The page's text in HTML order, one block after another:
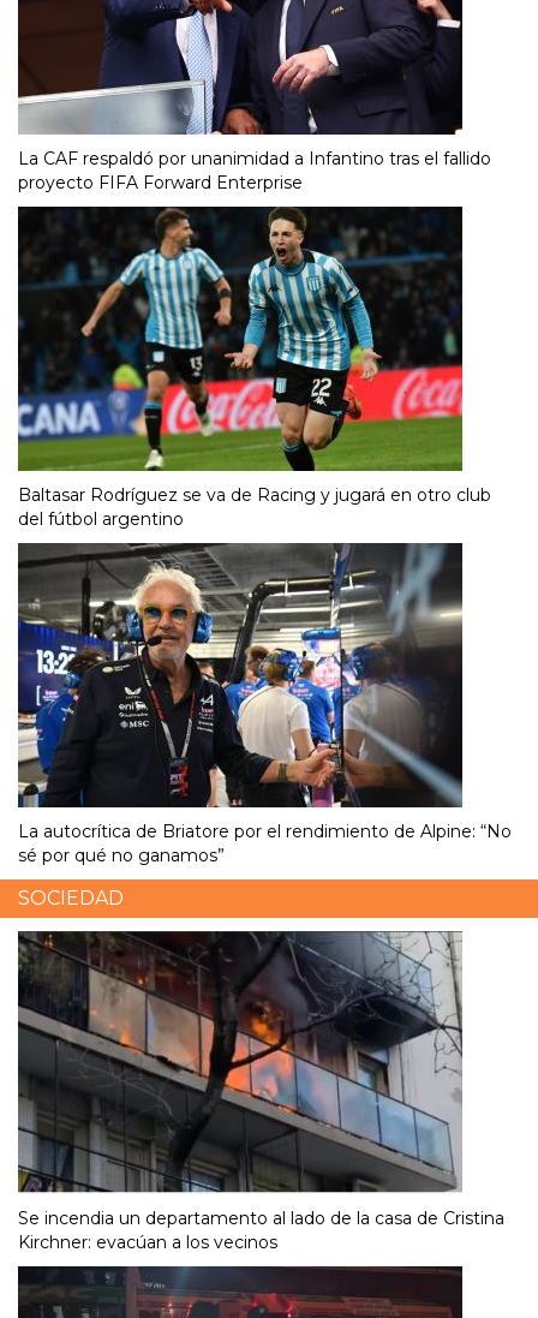
La CAF respaldó por unanimidad a Infantino tras el fallido
proyecto FIFA Forward Enterprise
Baltasar Rodríguez se va de Racing y jugará en otro club
del fútbol argentino
La autocrítica de Briatore por el rendimiento de Alpine: “No
sé por qué no ganamos”
SOCIEDAD
Se incendia un departamento al lado de la casa de Cristina
Kirchner: evacúan a los vecinos